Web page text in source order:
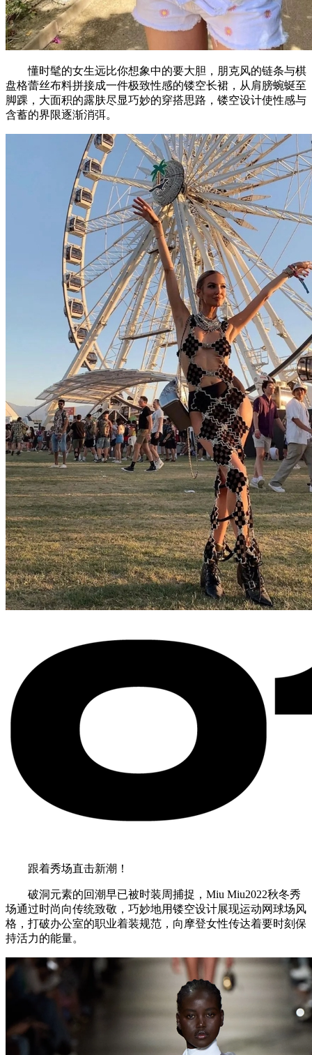
懂时髦的女生远比你想象中的要大胆，朋克风的链条与棋
盘格蕾丝布料拼接成一件极致性感的镂空长裙，从肩膀蜿蜒至
脚踝，大面积的露肤尽显巧妙的穿搭思路，镂空设计使性感与
含蓄的界限逐渐消弭。
跟着秀场直击新潮！
破洞元素的回潮早已被时装周捕捉，Miu Miu2022秋冬秀
场通过时尚向传统致敬，巧妙地用镂空设计展现运动网球场风
格，打破办公室的职业着装规范，向摩登女性传达着要时刻保
持活力的能量。